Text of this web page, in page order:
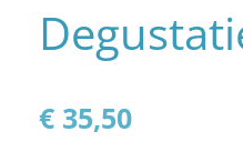
€ 35,50